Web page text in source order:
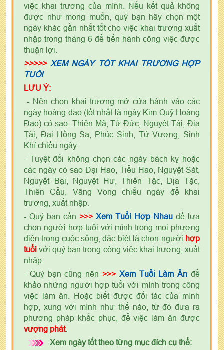
việc khai trương của mình. Nếu kết quả không
được như mong muốn, quý bạn hãy chọn một
ngày khác gần nhất tốt cho việc khai trương xuất
nhập trong tháng 6 để tiến hành công việc được
thuận lợi.
>>>>> XEM NGÀY TỐT KHAI TRƯƠNG HỢP
TUỔI
LƯU Ý:
- Nên chọn khai trương mở cửa hành vào các
ngày hoàng đạo (tốt nhất là ngày Kim Quỹ Hoàng
Đạo) có sao: Thiên Mã, Tử Đức, Nguyệt Tài, Địa
Tài, Đại Hồng Sa, Phúc Sinh, Tử Vượng, Sinh
Khí chiếu ngày.
- Tuyệt đối không chọn các ngày bách kỵ hoặc
các ngày có sao Đại Hao, Tiểu Hao, Nguyệt Sát,
Nguyệt Bại, Nguyệt Hư, Thiên Tặc, Địa Tặc,
Thiên Cẩu, Vãng Vong chiếu ngày để khai
trương, xuất nhập.
- Quý bạn cần >>> Xem Tuổi Hợp Nhau để lựa
chọn người hợp tuổi với mình trong mọi phương
diện trong cuộc sống, đặc biệt là chọn người hợp
tuổi với quý bạn trong công việc khai trương, xuất
nhập.
- Quý bạn cũng nên >>> Xem Tuổi Làm Ăn để
khảo những người hợp tuổi với mình trong công
việc làm ăn. Hoặc biết được đối tác của mình
hợp, xung với mình như thế nào, từ đó đưa ra
phương pháp khắc phục, để việc làm ăn được
vượng phát.
Xem ngày tốt theo từng mục đích cụ thể: